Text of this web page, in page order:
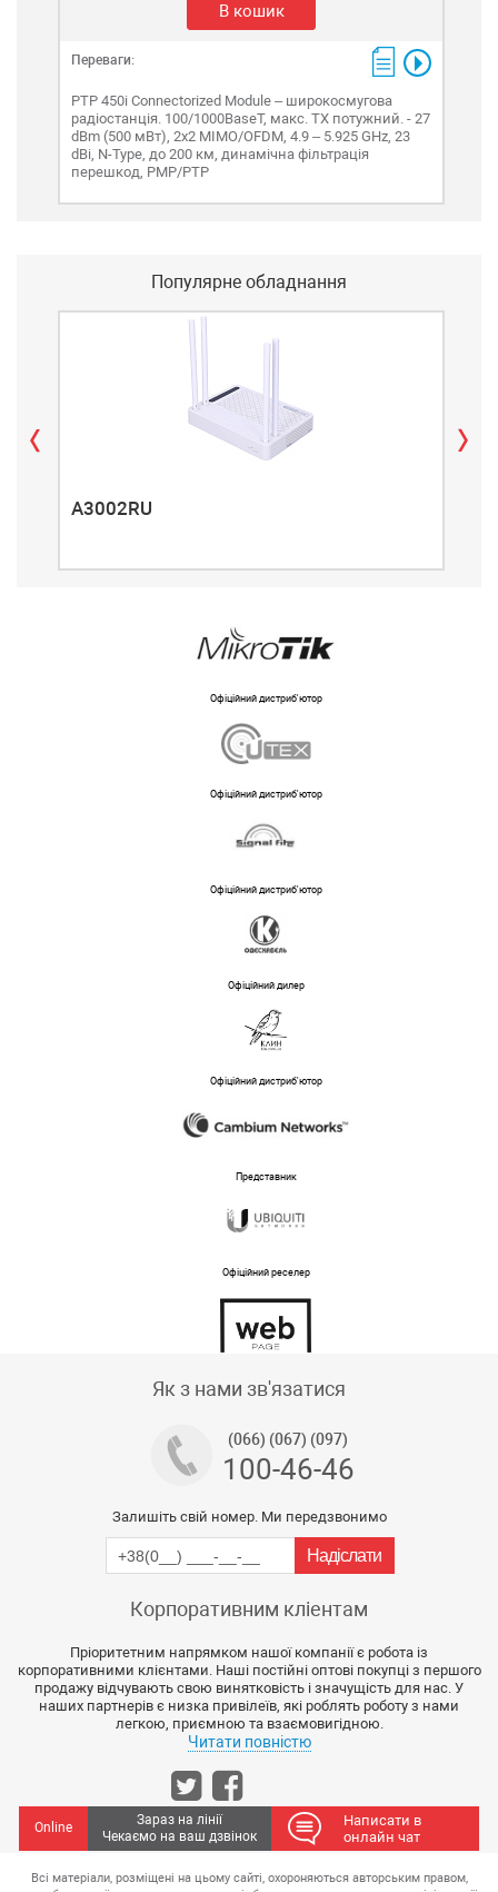
В кошик
Переваги:
PTP 450i Connectorized Module – широкосмугова
радіостанція. 100/1000BaseT, макс. TX потужний. - 27
dBm (500 мВт), 2x2 MIMO/OFDM, 4.9 – 5.925 GHz, 23
dBi, N-Type, до 200 км, динамічна фільтрація
перешкод, PMP/PTP
Популярне обладнання
A3002RU
Офіційний дистриб'ютор
Офіційний дистриб'ютор
Офіційний дистриб'ютор
Офіційний дилер
Офіційний дистриб'ютор
Представник
Офіційний реселер
Як з нами зв'язатися
(066) (067) (097)
100-46-46
Залишіть свій номер. Ми передзвонимо
Корпоративним кліентам
Пріоритетним напрямком нашої компанії є робота із
корпоративними клієнтами. Наші постійні оптові покупці з першого
продажу відчувають свою винятковість і значущість для нас. У
наших партнерів є низка привілеїв, які роблять роботу з нами
легкою, приємною та взаємовигідною.
Читати повністю
Online
Зараз на лінії
Чекаємо на ваш дзвінок
Написати в
онлайн чат
Всі матеріали, розміщені на цьому сайті, охороняються авторським правом,